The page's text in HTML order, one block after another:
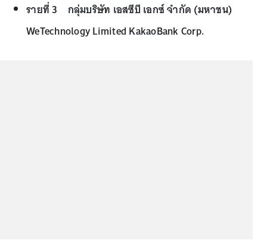
รายที่ 3 กลุ่มบริษัท เอสซีบี เอกซ์ จำกัด (มหาชน)
WeTechnology Limited KakaoBank Corp.